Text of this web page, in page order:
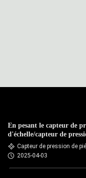
En pesant le capteur de
d'échelle/capteur de
sur le capteur
Capteur de pression de
2025-04-03